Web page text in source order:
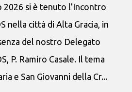
2026 si è tenuto l’Incontro
nella città di Alta Gracia, in
del nostro Delegato
P. Ramiro Casale. Il tema
e San Giovanni della Cr...